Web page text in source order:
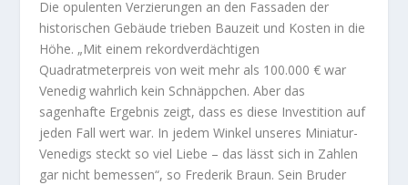
Die opulenten Verzierungen an den Fassaden der
historischen Gebäude trieben Bauzeit und Kosten in die
Höhe. „Mit einem rekordverdächtigen
Quadratmeterpreis von weit mehr als 100.000 € war
Venedig wahrlich kein Schnäppchen. Aber das
sagenhafte Ergebnis zeigt, dass es diese Investition auf
jeden Fall wert war. In jedem Winkel unseres Miniatur-
Venedigs steckt so viel Liebe – das lässt sich in Zahlen
gar nicht bemessen“, so Frederik Braun. Sein Bruder